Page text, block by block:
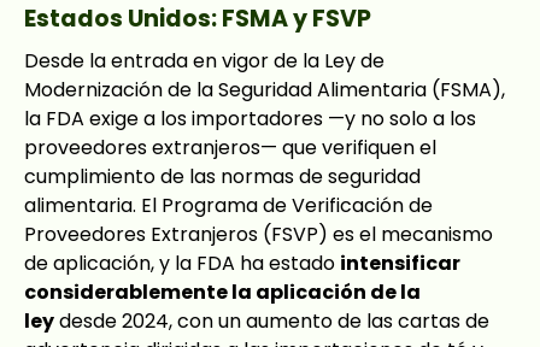
Estados Unidos: FSMA y FSVP
Desde la entrada en vigor de la Ley de
Modernización de la Seguridad Alimentaria (FSMA),
la FDA exige a los importadores —y no solo a los
proveedores extranjeros— que verifiquen el
cumplimiento de las normas de seguridad
alimentaria. El Programa de Verificación de
Proveedores Extranjeros (FSVP) es el mecanismo
de aplicación, y la FDA ha estado intensificar
considerablemente la aplicación de la
leydesde 2024, con un aumento de las cartas de